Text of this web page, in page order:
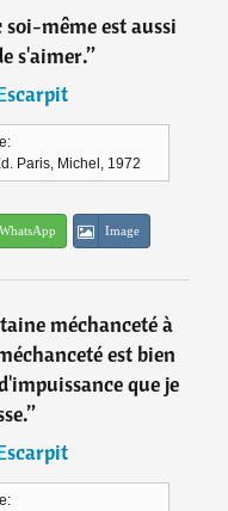
soi-même est aussi
s'aimer.”
Paris, Michel, 1972
WhatsApp Image
méchanceté à
est bien
que je
”